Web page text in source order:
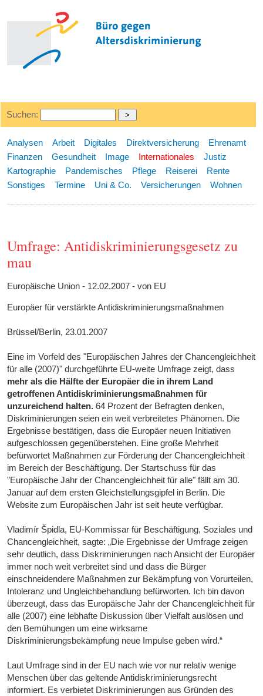
Suchen:
Analysen Arbeit Digitales Direktversicherung
Ehrenamt
Finanzen
Gesundheit Image Internationales
Justiz
Kartographie
Pandemisches Pflege Reiserei
Rente
Sonstiges
Termine Uni & Co. Versicherungen Wohnen
Umfrage: Antidiskriminierungsgesetz zu
mau
Europäische Union - 12.02.2007 - von EU
Europäer für verstärkte Antidiskriminierungsmaßnahmen
Brüssel/Berlin, 23.01.2007
Eine im Vorfeld des "Europäischen Jahres der Chancengleichheit
für alle (2007)" durchgeführte EU-weite Umfrage zeigt, dass
mehr als die Hälfte der Europäer die in ihrem Land
getroffenen Antidiskriminierungsmaßnahmen für
unzureichend halten.64 Prozent der Befragten denken,
Diskriminierungen seien ein weit verbreitetes Phänomen. Die
Ergebnisse bestätigen, dass die Europäer neuen Initiativen
aufgeschlossen gegenüberstehen. Eine große Mehrheit
befürwortet Maßnahmen zur Förderung der Chancengleichheit
im Bereich der Beschäftigung. Der Startschuss für das
"Europäische Jahr der Chancengleichheit für alle" fällt am 30.
Januar auf dem ersten Gleichstellungsgipfel in Berlin. Die
Website zum Europäischen Jahr ist seit heute verfügbar.
Vladimír Špidla, EU-Kommissar für Beschäftigung, Soziales und
Chancengleichheit, sagte: „Die Ergebnisse der Umfrage zeigen
sehr deutlich, dass Diskriminierungen nach Ansicht der Europäer
immer noch weit verbreitet sind und dass die Bürger
einschneidendere Maßnahmen zur Bekämpfung von Vorurteilen,
Intoleranz und Ungleichbehandlung befürworten. Ich bin davon
überzeugt, dass das Europäische Jahr der Chancengleichheit für
alle (2007) eine lebhafte Diskussion über Vielfalt auslösen und
den Bemühungen um eine wirksame
Diskriminierungsbekämpfung neue Impulse geben wird.“
Laut Umfrage sind in der EU nach wie vor nur relativ wenige
Menschen über das geltende Antidiskriminierungsrecht
informiert. Es verbietet Diskriminierungen aus Gründen des